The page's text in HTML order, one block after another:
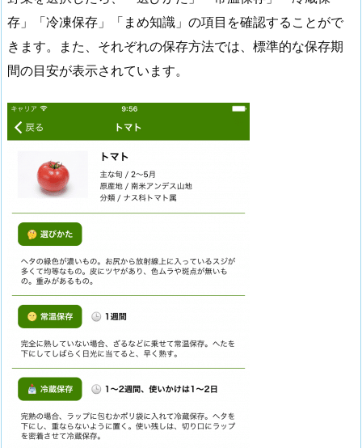
存」「冷凍保存」「まめ知識」の項目を確認することがで
きます。また、それぞれの保存方法では、標準的な保存期
間の目安が表示されています。